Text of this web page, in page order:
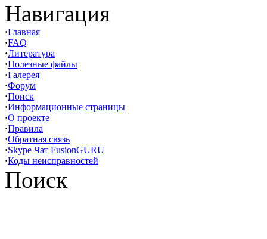
Навигация
·Главная
·FAQ
·Литература
·Полезные файлы
·Галерея
·Форум
·Поиск
·Информационные страницы
·О проекте
·Правила
·Обратная связь
·Skype Чат FusionGURU
·Коды неисправностей
Поиск